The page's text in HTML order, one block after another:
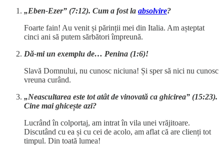
„Eben-Ezer” (7:12). Cum a fost la absolvire?
Foarte fain! Au venit și părinții mei din Italia. Am așteptat
cinci ani să putem sărbători împreună.
Dă-mi un exemplu de… Penina (1:6)!
Slavă Domnului, nu cunosc niciuna! Și sper să nici nu cunosc
vreuna curând.
„Neascultarea este tot atât de vinovată ca ghicirea” (15:23).
Cine mai ghicește azi?
Lucrând în colportaj, am intrat în vila unei vrăjitoare.
Discutând cu ea și cu cei de acolo, am aflat că are clienți tot
timpul. Din toată lumea!